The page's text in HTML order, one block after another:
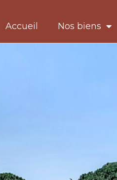
Accueil Nos biens